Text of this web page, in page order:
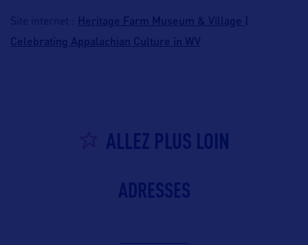
Site internet : Heritage Farm Museum & Village |
Celebrating Appalachian Culture in WV
ALLEZ PLUS LOIN
ADRESSES